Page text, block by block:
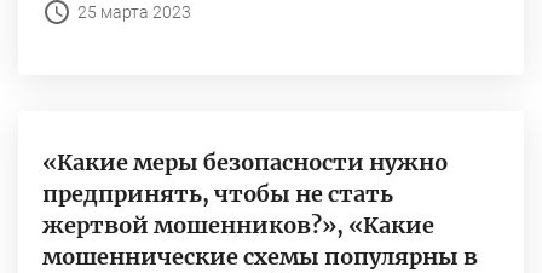
25 марта 2023
«Какие меры безопасности нужно
предпринять, чтобы не стать
жертвой мошенников?», «Какие
мошеннические схемы популярны в